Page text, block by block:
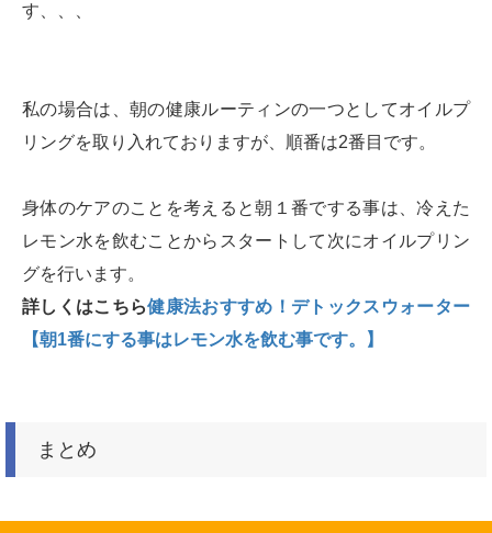
す、、、
私の場合は、朝の健康ルーティンの一つとしてオイルプ
リングを取り入れておりますが、順番は2番目です。
身体のケアのことを考えると朝１番でする事は、冷えた
レモン水を飲むことからスタートして次にオイルプリン
グを行います。
詳しくはこちら健康法おすすめ！デトックスウォーター
【朝1番にする事はレモン水を飲む事です。】
まとめ